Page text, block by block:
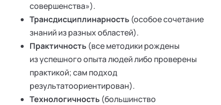
совершенства»).
Трансдисциплинарность (особое сочетание
знаний из разных областей).
Практичность (все методики рождены
из успешного опыта людей либо проверены
практикой; сам подход
результатоориентирован).
Технологичность (большинство